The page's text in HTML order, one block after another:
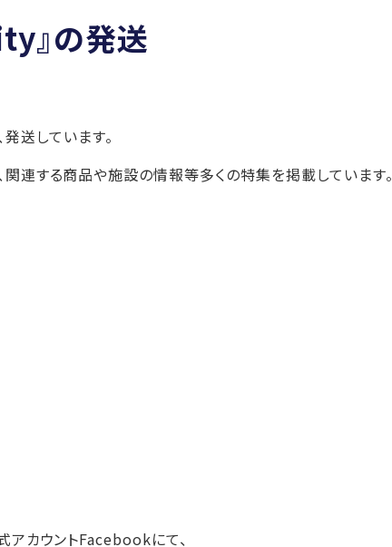
』の発送
送しています。
連する商品や施設の情報等多くの特集を掲載しています。
アカウントFacebookにて、